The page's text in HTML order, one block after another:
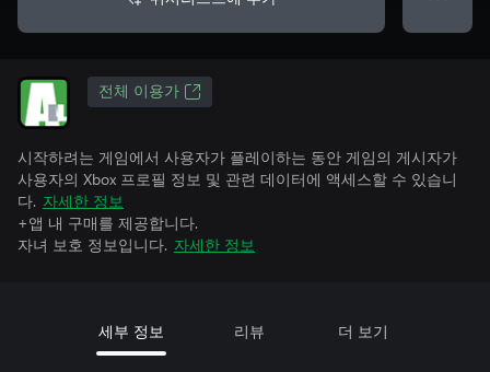
전체 이용가
시작하려는 게임에서 사용자가 플레이하는 동안 게임의 게시자가
사용자의 Xbox 프로필 정보 및 관련 데이터에 액세스할 수 있습니
다. 자세한 정보
+앱 내 구매를 제공합니다.
자녀 보호 정보입니다. 자세한 정보
세부 정보 리뷰 더 보기